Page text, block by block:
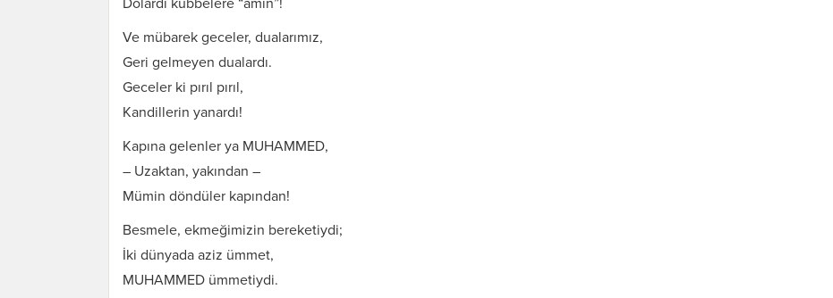
Dolardı kubbelere “amin”!
Ve mübarek geceler, dualarımız,
Geri gelmeyen dualardı.
Geceler ki pırıl pırıl,
Kandillerin yanardı!
Kapına gelenler ya MUHAMMED,
– Uzaktan, yakından –
Mümin döndüler kapından!
Besmele, ekmeğimizin bereketiydi;
İki dünyada aziz ümmet,
MUHAMMED ümmetiydi.